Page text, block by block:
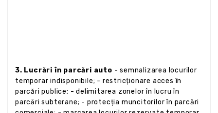
3. Lucrări în parcări auto - semnalizarea locurilor
temporar indisponibile; - restricționare acces în
parcări publice; - delimitarea zonelor în lucru în
parcări subterane; - protecția muncitorilor în parcări